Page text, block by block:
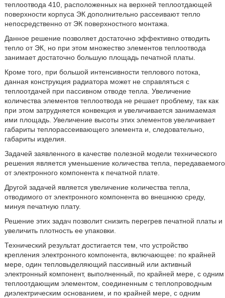
теплоотвода 410, расположенных на верхней теплоотдающей
поверхности корпуса ЭК дополнительно рассеивают тепло
непосредственно от ЭК поверхностного монтажа.
Данное решение позволяет достаточно эффективно отводить
тепло от ЭК, но при этом множество элементов теплоотвода
занимает достаточно большую площадь печатной платы.
Кроме того, при большой интенсивности теплового потока,
данная конструкция радиатора может не справляться с
теплоотдачей при пассивном отводе тепла. Увеличение
количества элементов теплоотвода не решает проблему, так как
при этом затрудняется конвекция и увеличивается занимаемая
ими площадь. Увеличение высоты этих элементов увеличивает
габариты теплорассеивающего элемента и, следовательно,
габариты изделия.
Задачей заявленного в качестве полезной модели технического
решения является уменьшение количества тепла, передаваемого
от электронного компонента к печатной плате.
Другой задачей является увеличение количества тепла,
отводимого от электронного компонента во внешнюю среду,
минуя печатную плату.
Решение этих задач позволит снизить перегрев печатной платы и
увеличить плотность ее упаковки.
Технический результат достигается тем, что устройство
крепления электронного компонента, включающее: по крайней
мере, один тепловыделяющий пассивный или активный
электронный компонент, выполненный, по крайней мере, с одним
теплоотдающим элементом, соединенным с теплопроводным
диэлектрическим основанием, и по крайней мере, с одним